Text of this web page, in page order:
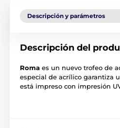
Descripción y parámetros
Descripción del
Roma es un nuevo trofeo de
especial de acrílico garantiza
está impreso con impresión